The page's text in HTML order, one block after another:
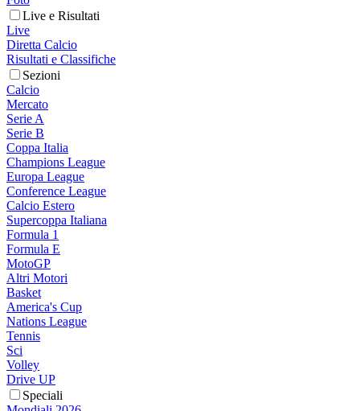
Live e Risultati
Live
Diretta Calcio
Risultati e Classifiche
Sezioni
Calcio
Mercato
Serie A
Serie B
Coppa Italia
Champions League
Europa League
Conference League
Calcio Estero
Supercoppa Italiana
Formula 1
Formula E
MotoGP
Altri Motori
Basket
America's Cup
Nations League
Tennis
Sci
Volley
Drive UP
Speciali